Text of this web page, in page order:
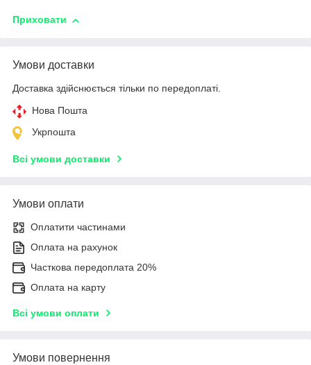
Приховати
Умови доставки
Доставка здійснюється тільки по передоплаті.
Нова Пошта
Укрпошта
Всі умови доставки
Умови оплати
Оплатити частинами
Оплата на рахунок
Часткова передоплата 20%
Оплата на карту
Всі умови оплати
Умови повернення